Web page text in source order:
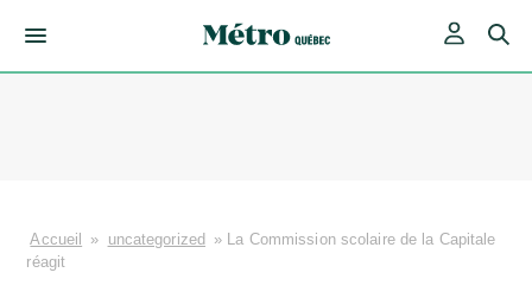
Accueil » uncategorized » La Commission scolaire de la Capitale
réagit